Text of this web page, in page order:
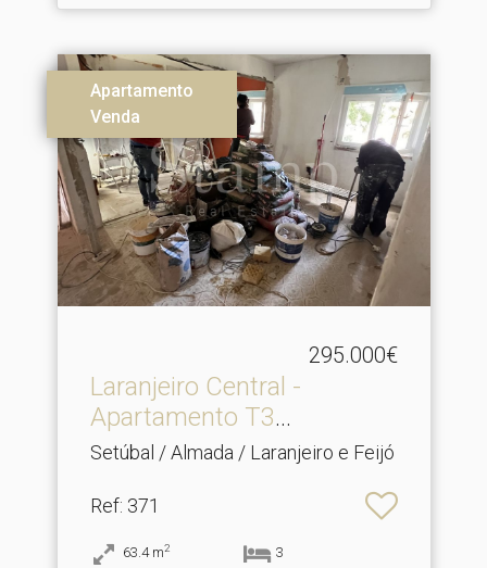
Apartamento
Venda
295.000€
Laranjeiro Central -
Apartamento T3
Totalment.​..
Setúbal / Almada / Laranjeiro e Feijó
Ref: 371
63.4 m2 3